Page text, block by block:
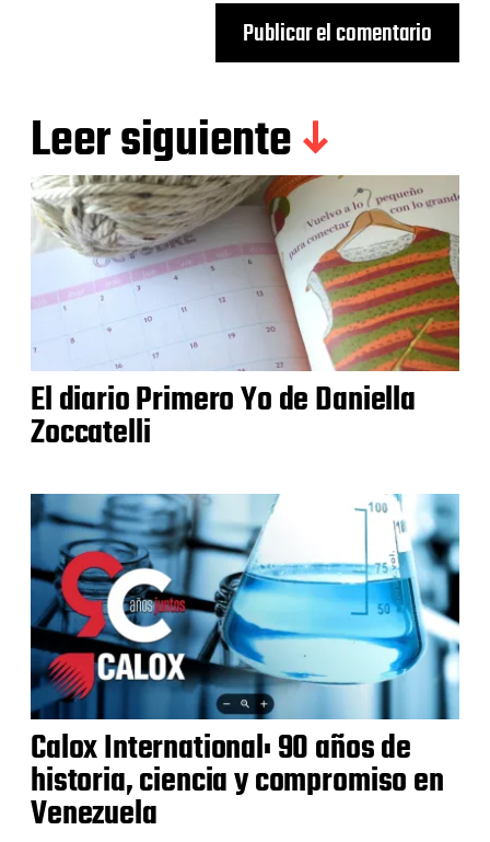
Leer siguiente
El diario Primero Yo de Daniella
Zoccatelli
Calox International: 90 años de
historia, ciencia y compromiso en
Venezuela